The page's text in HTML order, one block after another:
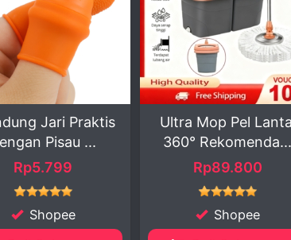
Ultra Mop Pel Lantai
360° Rekomenda...
Rp89.800
Shopee
Ornamen Pot
Tanaman Hias
Rp10.291
blibli